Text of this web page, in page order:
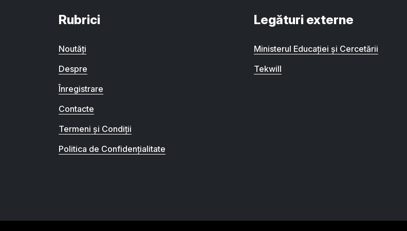
Rubrici
Noutăți
Despre
Înregistrare
Contacte
Termeni și Condiții
Politica de Confidențialitate
Legături externe
Ministerul Educației și Cercetării
Tekwill